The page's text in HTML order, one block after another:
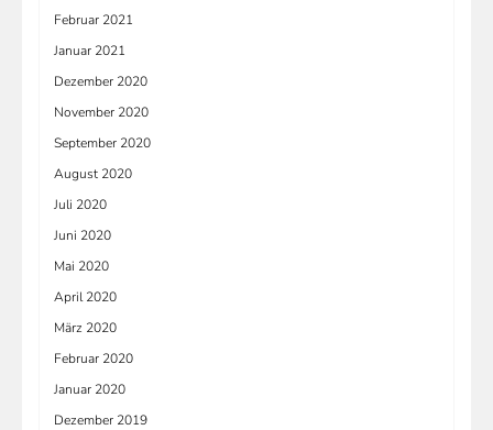
Februar 2021
Januar 2021
Dezember 2020
November 2020
September 2020
August 2020
Juli 2020
Juni 2020
Mai 2020
April 2020
März 2020
Februar 2020
Januar 2020
Dezember 2019